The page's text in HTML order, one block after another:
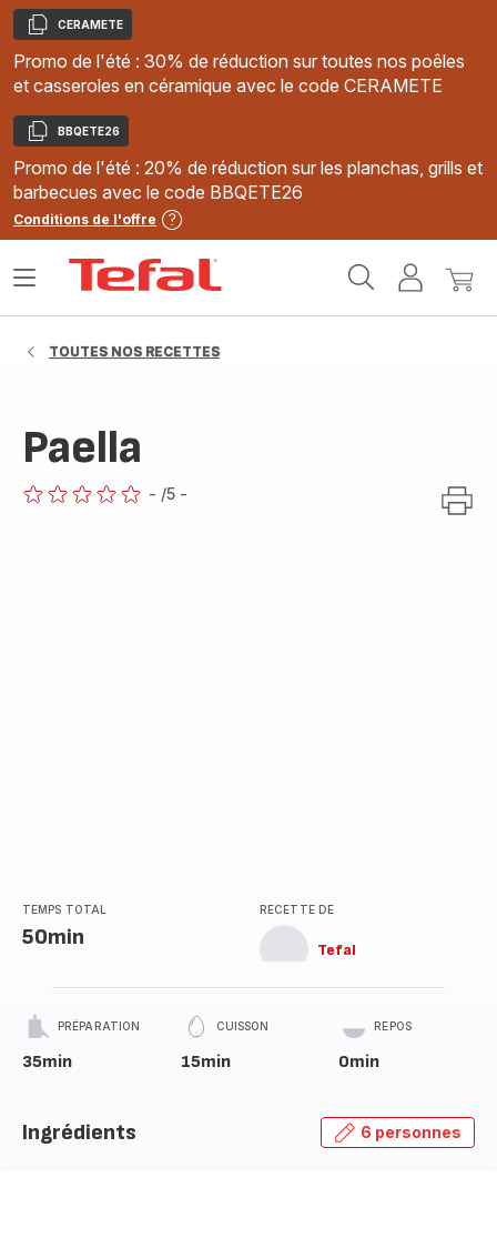
Copier
CERAMETE
Promo de l'été : 30% de réduction sur toutes nos poêles
et casseroles en céramique avec le code CERAMETE
Copier
BBQETE26
Promo de l'été : 20% de réduction sur les planchas, grills et
barbecues avec le code BBQETE26
Conditions de l'offre
MonMon
Ouvrir
TOUTES NOS RECETTES
Paella
- /5 -
TEMPS TOTAL
50min
RECETTE DE
Tefal
PRÉPARATION
35min
CUISSON
15min
REPOS
0min
Ingrédients 6 personnes